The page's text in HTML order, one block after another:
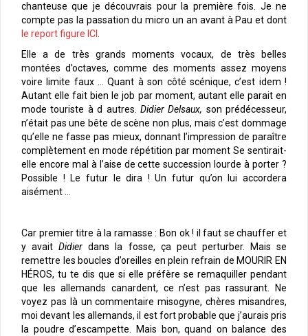
chanteuse que je découvrais pour la première fois. Je ne
compte pas la passation du micro un an avant à Pau et dont
le report figure ICI
Elle a de très grands moments vocaux, de très belles
montées d’octaves, comme des moments assez moyens
voire limite faux … Quant à son côté scénique, c’est idem !
Autant elle fait bien le job par moment, autant elle parait en
mode touriste à d autres. Didier Delsaux, son prédécesseur,
n’était pas une bête de scène non plus, mais c’est dommage
qu’elle ne fasse pas mieux, donnant l’impression de paraître
complètement en mode répétition par moment Se sentirait-
elle encore mal à l’aise de cette succession lourde à porter ?
Possible ! Le futur le dira ! Un futur qu’on lui accordera
aisément …
Car premier titre à la ramasse : Bon ok ! il faut se chauffer et
y avaitDidierdans la fosse, ça peut perturber. Mais se
remettre les boucles d’oreilles en plein refrain de MOURIR EN
HÉROS, tu te dis que si elle préfère se remaquiller pendant
que les allemands canardent, ce n’est pas rassurant. Ne
voyez pas là un commentaire misogyne, chères misandres,
moi devant les allemands, il est fort probable que j’aurais pris
la poudre d’escampette. Mais bon, quand on balance des